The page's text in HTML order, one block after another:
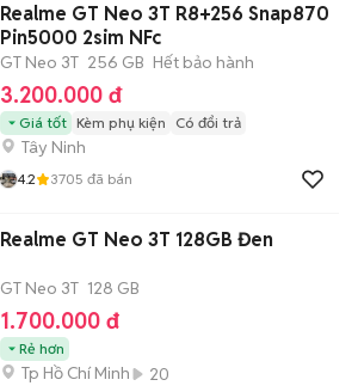
Realme GT Neo 3T R8+256 Snap870
Pin5000 2sim NFc
GT Neo 3T 256 GB Hết bảo hành
3.200.000 đ
Giá tốt Kèm phụ kiện Có đổi trả
Tây Ninh
4.2 3705 đã bán
Realme GT Neo 3T 128GB Đen
GT Neo 3T 128 GB
1.700.000 đ
Rẻ hơn
Tp Hồ Chí Minh
20